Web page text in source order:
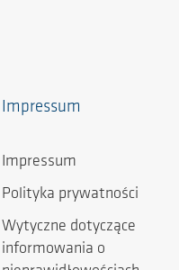
Impressum
Impressum
Polityka prywatności
Wytyczne dotyczące
informowania o